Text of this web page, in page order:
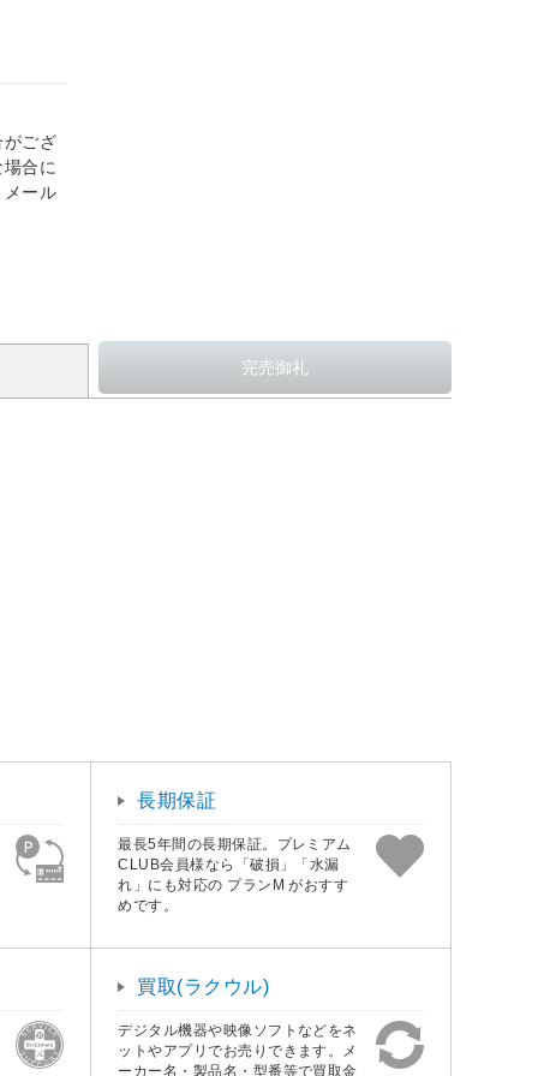
ござ
合に
メール
長期保証
最長5年間の長期保証。プレミアム
CLUB会員様なら「破損」「水漏
れ」にも対応の プランM がおすす
めです。
買取(ラクウル)
デジタル機器や映像ソフトなどをネ
ットやアプリでお売りできます。メ
ーカー名・製品名・型番等で買取金